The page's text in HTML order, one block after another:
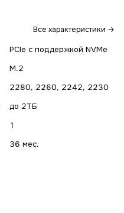
Все характеристики →
PCIe с поддержкой NVMe
M.2
2280, 2260, 2242, 2230
до 2ТБ
1
36 мес.